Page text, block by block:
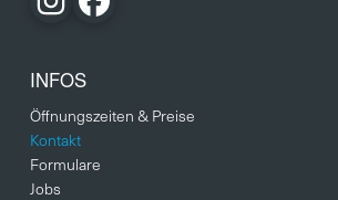
INFOS
Öffnungszeiten & Preise
Kontakt
Formulare
Jobs